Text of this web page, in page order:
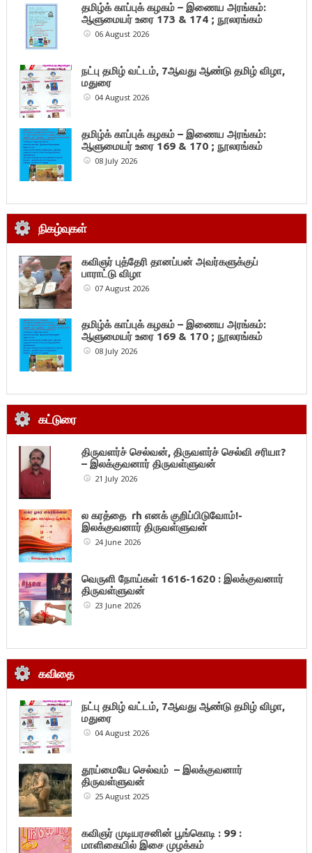
தமிழ்க் காப்புக் கழகம் – இணைய அரங்கம்:
ஆளுமையர் உரை 173 & 174 ; நூலரங்கம்
06 August 2026
நட்பு தமிழ் வட்டம், 7ஆவது ஆண்டு தமிழ் விழா,
மதுரை
04 August 2026
தமிழ்க் காப்புக் கழகம் – இணைய அரங்கம்:
ஆளுமையர் உரை 169 & 170 ; நூலரங்கம்
08 July 2026
நிகழ்வுகள்
கவிஞர் புத்தேரி தானப்பன் அவர்களுக்குப்
பாராட்டு விழா
07 August 2026
தமிழ்க் காப்புக் கழகம் – இணைய அரங்கம்:
ஆளுமையர் உரை 169 & 170 ; நூலரங்கம்
08 July 2026
கட்டுரை
திருவளர்ச் செல்வன், திருவளர்ச் செல்வி சரியா?
– இலக்குவனார் திருவள்ளுவன்
21 July 2026
ல கரத்தை rh எனக் குறிப்பிடுவோம்!-
இலக்குவனார் திருவள்ளுவன்
24 June 2026
வெருளி நோய்கள் 1616-1620 : இலக்குவனார்
திருவள்ளுவன்
23 June 2026
கவிதை
நட்பு தமிழ் வட்டம், 7ஆவது ஆண்டு தமிழ் விழா,
மதுரை
04 August 2026
தூய்மையே செல்வம் – இலக்குவனார்
திருவள்ளுவன்
25 August 2025
கவிஞர் முடியரசனின் பூங்கொடி : 99 :
மாளிகையில் இசை முழக்கம்